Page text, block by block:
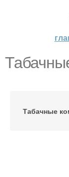
Табачные